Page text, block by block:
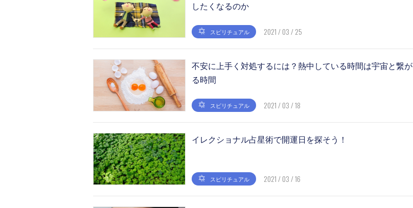
したくなるのか
スピリチュアル 2021 / 03 / 25
不安に上手く対処するには？熱中している時間は宇宙と繋が
る時間
スピリチュアル 2021 / 03 / 18
イレクショナル占星術で開運日を探そう！
スピリチュアル 2021 / 03 / 16